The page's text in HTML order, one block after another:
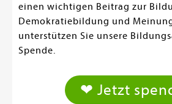
einen wichtigen Beitrag zur
Demokratiebildung und
unterstützen Sie unsere
Spende.
❤ Jetzt